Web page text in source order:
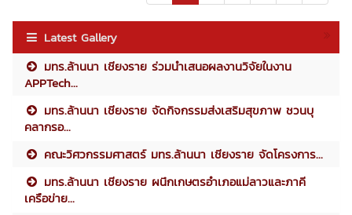
Latest Gallery
มทร.ล้านนา เชียงราย ร่วมนำเสนอผลงานวิจัยในงาน
APPTech...
มทร.ล้านนา เชียงราย จัดกิจกรรมส่งเสริมสุขภาพ ชวนบุ
คลากรอ...
คณะวิศวกรรมศาสตร์ มทร.ล้านนา เชียงราย จัดโครงการ...
มทร.ล้านนา เชียงราย ผนึกเกษตรอำเภอแม่ลาวและภาคี
เครือข่าย...